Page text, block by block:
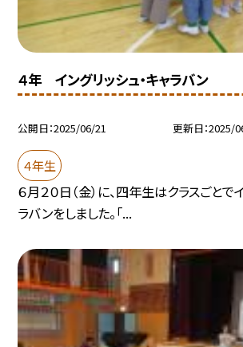
４年 イングリッシュ・キャラバン
公開日 2025/06/21 更新日 2025/
４年生
６月２０日（金）に、四年生はクラスごとで
ラバンをしました。「...